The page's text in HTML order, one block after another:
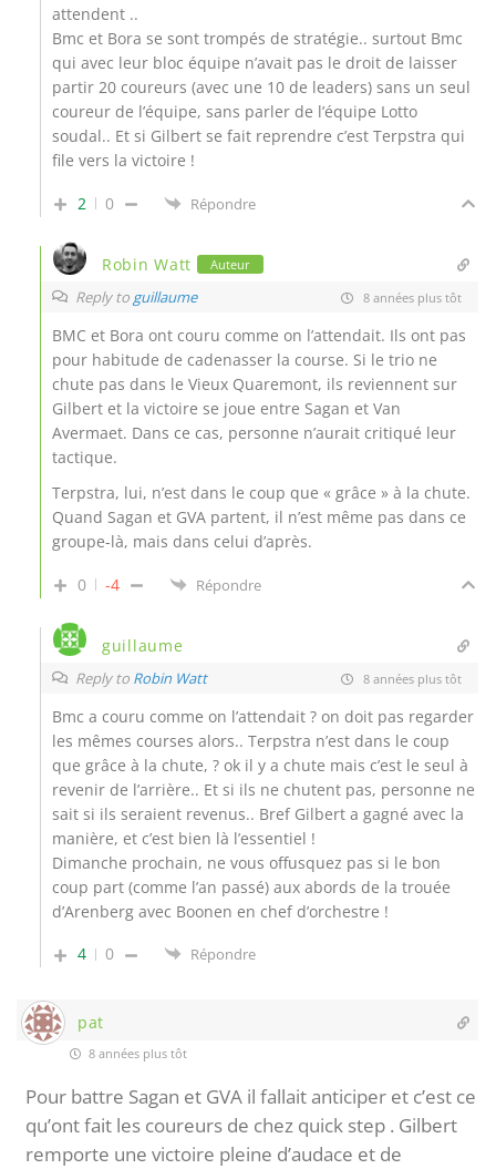
attendent ..
Bmc et Bora se sont trompés de stratégie.. surtout Bmc
qui avec leur bloc équipe n’avait pas le droit de laisser
partir 20 coureurs (avec une 10 de leaders) sans un seul
coureur de l’équipe, sans parler de l’équipe Lotto
soudal.. Et si Gilbert se fait reprendre c’est Terpstra qui
file vers la victoire !
2 0 Répondre
Robin Watt Auteur
Reply to guillaume 8 années plus tôt
BMC et Bora ont couru comme on l’attendait. Ils ont pas
pour habitude de cadenasser la course. Si le trio ne
chute pas dans le Vieux Quaremont, ils reviennent sur
Gilbert et la victoire se joue entre Sagan et Van
Avermaet. Dans ce cas, personne n’aurait critiqué leur
tactique.
Terpstra, lui, n’est dans le coup que « grâce » à la chute.
Quand Sagan et GVA partent, il n’est même pas dans ce
groupe-là, mais dans celui d’après.
0 -4 Répondre
guillaume
Reply to Robin Watt 8 années plus tôt
Bmc a couru comme on l’attendait ? on doit pas regarder
les mêmes courses alors.. Terpstra n’est dans le coup
que grâce à la chute, ? ok il y a chute mais c’est le seul à
revenir de l’arrière.. Et si ils ne chutent pas, personne ne
sait si ils seraient revenus.. Bref Gilbert a gagné avec la
manière, et c’est bien là l’essentiel !
Dimanche prochain, ne vous offusquez pas si le bon
coup part (comme l’an passé) aux abords de la trouée
d’Arenberg avec Boonen en chef d’orchestre !
4
0 Répondre
pat
8 années plus tôt
Pour battre Sagan et GVA il fallait anticiper et c’est ce
qu’ont fait les coureurs de chez quick step . Gilbert
remporte une victoire pleine d’audace et de